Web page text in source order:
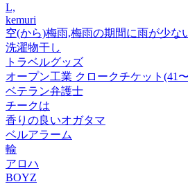
L,
kemuri
空(から)梅雨,梅雨の期間に雨が少な
洗濯物干し
トラベルグッズ
オープン工業 クロークチケット(41
ベテラン弁護士
チークは
香りの良いオガタマ
ベルアラーム
輸
アロハ
BOYZ